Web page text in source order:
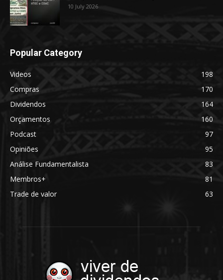
10 July 2026
Popular Category
Videos
198
Compras
170
Dividendos
164
Orçamentos
160
Podcast
97
Opiniões
95
Análise Fundamentalista
83
Membros+
81
Trade de valor
63